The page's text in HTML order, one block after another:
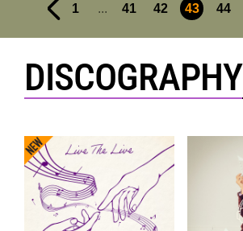
1 ... 41 42 43 44
DISCOGRAPHY